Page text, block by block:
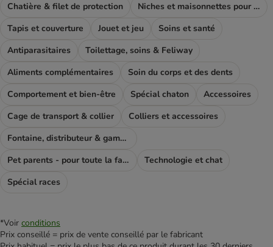
Chatière & filet de protection
Niches et maisonnettes pour chat
Tapis et couverture
Jouet et jeu
Soins et santé
Antiparasitaires
Toilettage, soins & Feliway
Aliments complémentaires
Soin du corps et des dents
Comportement et bien-être
Spécial chaton
Accessoires
Cage de transport & collier
Colliers et accessoires
Fontaine, distributeur & gamelle
Pet parents - pour toute la famile
Technologie et chat
Spécial races
*Voir conditions
Prix conseillé = prix de vente conseillé par le fabricant